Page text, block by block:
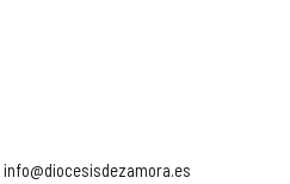
info@diocesisdezamora.es